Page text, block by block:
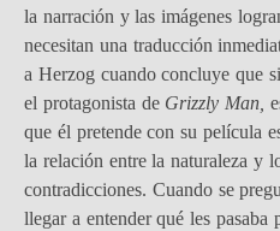
la narración y las imágenes
necesitan una traducción
a Herzog cuando concluye que
el protagonista de Grizzly Man,
que él pretende con su película
la relación entre la naturaleza y
contradicciones. Cuando se
llegar a entender qué les pasaba